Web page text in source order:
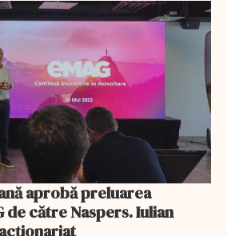
aprobă preluarea
de către Naspers. Iulian